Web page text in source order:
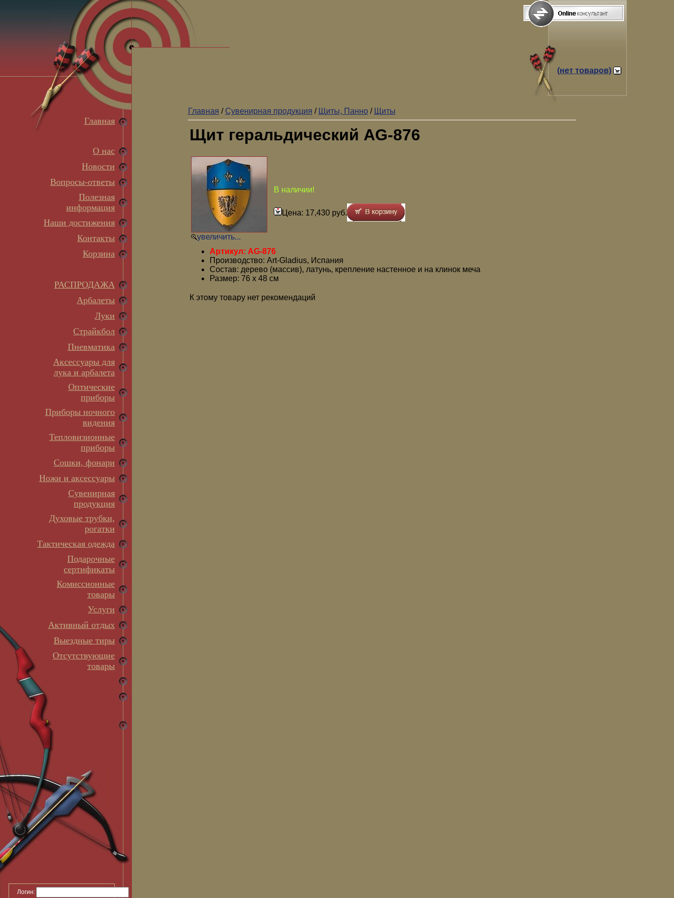
Главная
О нас
Новости
Вопросы-ответы
Полезная
информация
Наши достижения
Контакты
Корзина
РАСПРОДАЖА
Арбалеты
Луки
Страйкбол
Пневматика
Аксессуары для
лука и арбалета
Оптические
приборы
Приборы ночного
видения
Тепловизионные
приборы
Сошки, фонари
Ножи и аксессуары
Сувенирная
продукция
Духовые трубки,
рогатки
Тактическая одежда
Подарочные
сертификаты
Комиссионные
товары
Услуги
Активный отдых
Выездные тиры
Отсутствующие
товары
Логин:
(нет товаров)
Главная / Сувенирная продукция / Щиты, Панно/ Щиты
Щит геральдический AG-876
увеличить...
В наличии!
Цена: 17,430 руб.
Артикул: AG-876
Производство: Art-Gladius, Испания
Состав: дерево (массив), латунь, крепление настенное и на клинок меча
Размер: 76 x 48 см
К этому товару нет рекомендаций